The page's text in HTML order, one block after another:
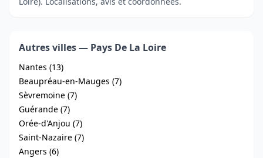
Autres villes — Pays De La Loire
Nantes (13)
Beaupréau-en-Mauges (7)
Sèvremoine (7)
Guérande (7)
Orée-d'Anjou (7)
Saint-Nazaire (7)
Angers (6)